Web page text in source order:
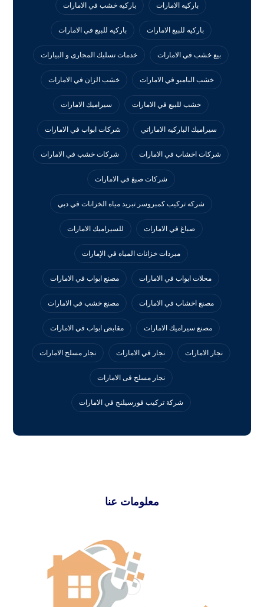
باركيه الامارات باركيه خشب في الامارات
باركيه للبيع الامارات باركيه للبيع في الامارات
بيع خشب في الامارات خدمات تسليك المجارى و البيارات
خشب البامبو في الامارات خشب الزان في الامارات
خشب للبيع في الامارات سيراميك الامارات
سيراميك الباركيه الاماراتي شركات ابواب في الامارات
شركات اخشاب في الامارات شركات خشب في الامارات
شركات صبغ في الامارات
شركه تركيب كمبروسر تبريد مياه الخزانات في دبي
صباغ في الامارات للسيراميك الامارات
مبردات خزانات المياه في الإمارات
محلات ابواب في الامارات مصنع ابواب في الامارات
مصنع اخشاب في الامارات مصنع خشب في الامارات
مصنع سيراميك الامارات مقابض ابواب في الامارات
نجار الامارات نجار في الامارات نجار مسلح الامارات
نجار مسلح فى الامارات
‏شركة تركيب فورسيلنج في الامارات
معلومات عنا